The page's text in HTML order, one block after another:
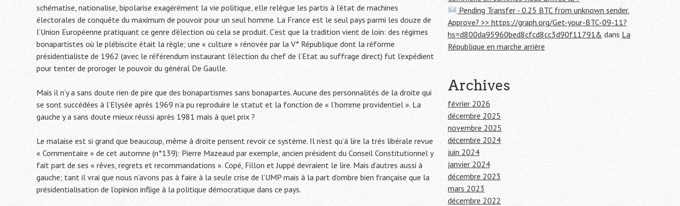
schématise, nationalise, bipolarise exagérément la vie politique, elle relègue les partis à l’état de machines
électorales de conquête du maximum de pouvoir pour un seul homme. La France est le seul pays parmi les douze de
l’Union Européenne pratiquant ce genre d’élection où cela se produit. C’est que la tradition vient de loin: des régimes
bonapartistes où le plébiscite était la règle; une « culture » rénovée par la V° République dont la réforme
présidentialiste de 1962 (avec le référendum instaurant l’élection du chef de l’Etat au suffrage direct) fut l’expédient
pour tenter de proroger le pouvoir du général De Gaulle.
Mais il n’y a sans doute rien de pire que des bonapartismes sans bonapartes. Aucune des personnalités de la droite qui
se sont succédées à l’Elysée après 1969 n’a pu reproduire le statut et la fonction de « l’homme providentiel ». La
gauche y a sans doute mieux réussi après 1981 mais à quel prix ?
Le malaise est si grand que beaucoup, même à droite pensent revoir ce système. Il n’est qu’à lire la trés libérale revue
« Commentaire » de cet automne (n°139): Pierre Mazeaud par exemple, ancien président du Conseil Constitutionnel y
fait part de ses « rêves, regrets et recommandations ». Copé, Fillon et Juppé devraient le lire. Mais d’autres aussi à
gauche; tant il vrai que nous n’avons pas à faire à la seule crise de l’UMP mais à la part d’ombre bien française que la
présidentialisation de l’opinion inflige à la politique démocratique dans ce pays.
Pending Transfer - 0.25 BTC from unknown sender.
Approve? >> https://graph.org/Get-your-BTC-09-11?
hs=d800da95960bed8cfcd8cc3d90f11791& dans La
République en marche arrière
Archives
février 2026
décembre 2025
novembre 2025
décembre 2024
juin 2024
janvier 2024
décembre 2023
mars 2023
décembre 2022